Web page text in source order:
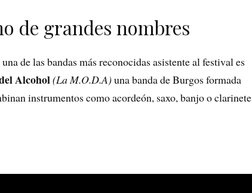
de grandes nombres
de las bandas más reconocidas asistente al festival es
Alcohol(La M.O.D.A)una banda de Burgos formada
instrumentos como acordeón, saxo, banjo o clarinete